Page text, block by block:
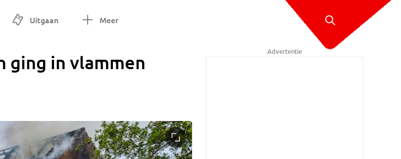
Uitgaan Meer
ging in vlammen
Advertentie